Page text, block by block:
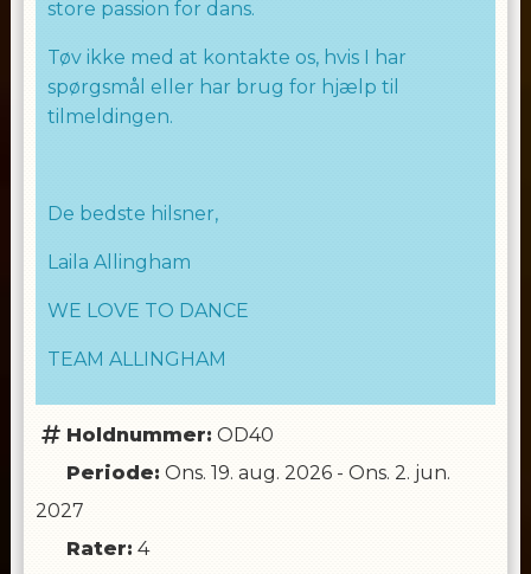
store passion for dans.
Tøv ikke med at kontakte os, hvis I har
spørgsmål eller har brug for hjælp til
tilmeldingen.
De bedste hilsner,
Laila Allingham
WE LOVE TO DANCE
TEAM ALLINGHAM
Holdnummer: OD40
Periode: Ons. 19. aug. 2026- Ons. 2. jun.
2027
Rater: 4